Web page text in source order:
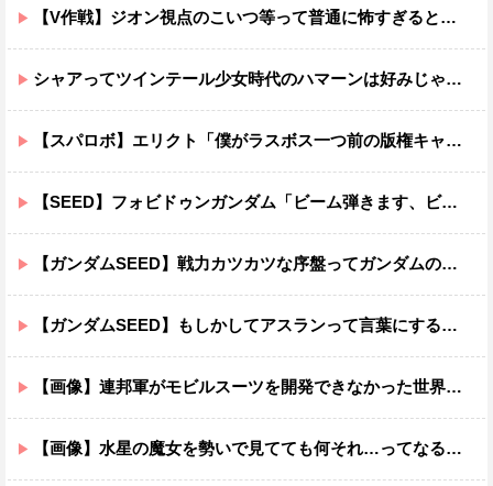
【V作戦】ジオン視点のこいつ等って普通に怖すぎると思う…
シャアってツインテール少女時代のハマーンは好みじゃなかったの？
【スパロボ】エリクト「僕がラスボス一つ前の版権キャラ最後の敵ってちょっと荷が重すぎない？」
【SEED】フォビドゥンガンダム「ビーム弾きます、ビーム曲げられます、空飛びます」←二世代目でこれ出来るのおかしいだろ
【ガンダムSEED】戦力カツカツな序盤ってガンダムの中だと割と珍しい気がする
【ガンダムSEED】もしかしてアスランって言葉にするのが下手なだけでめっちゃいい人なのでは？
【画像】連邦軍がモビルスーツを開発できなかった世界線のガンダムｗｗｗｗｗｗｗ
【画像】水星の魔女を勢いで見てても何それ…ってなる部分ｗｗｗｗｗｗｗｗ